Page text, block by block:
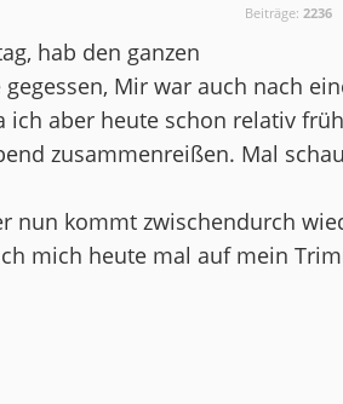
Beiträge: 2236
hab den ganzen
Mir war auch nach
ich aber heute schon relativ
zusammenreißen. Mal
nun kommt zwischendurch
mich heute mal auf mein